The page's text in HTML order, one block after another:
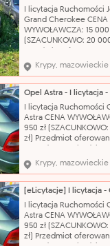
nie odpowiada za
sprzedawanych
Brak danych o
I licytacja Ruchomości
Grand Cherokee CENA
WYWOŁAWCZA: 15 000
(SZACUNKOWO: 20
sprzedaży pochodzi z
orzeczenia Sądu o jego
przepadku na rzecz
Państwa. Organ
nie odpowiada za
sprzedawanych
Brak danych o
Krypy, mazowieckie
I licytacja Ruchomości
Astra CENA
950 zł
zł) Przedmiot
orzeczenia Sądu o jego
przepadku na rzecz
Państwa. Organ
nie odpowiada za
sprzedawanych
Przebieg pojazdu
podsta
Krypy, mazowieckie
I licytacja Ruchomości
Astra CENA
950 zł
zł) Przedmiot